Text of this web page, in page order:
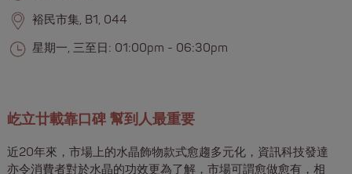
裕民市集, B1, 044
星期一, 三至日: 01:00pm - 06:30pm
屹立廿載靠口碑 幫到人最重要
近20年來，市場上的水晶飾物款式愈趨多元化，資訊科技發達
亦令消費者對於水晶的功效更為了解，市場可謂愈做愈有，相